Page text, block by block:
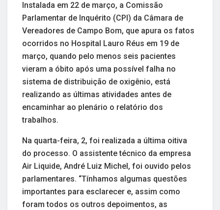
Instalada em 22 de março, a Comissão
Parlamentar de Inquérito (CPI) da Câmara de
Vereadores de Campo Bom, que apura os fatos
ocorridos no Hospital Lauro Réus em 19 de
março, quando pelo menos seis pacientes
vieram a óbito após uma possível falha no
sistema de distribuição de oxigênio, está
realizando as últimas atividades antes de
encaminhar ao plenário o relatório dos
trabalhos.
Na quarta-feira, 2, foi realizada a última oitiva
do processo. O assistente técnico da empresa
Air Liquide, André Luiz Michel, foi ouvido pelos
parlamentares. “Tínhamos algumas questões
importantes para esclarecer e, assim como
foram todos os outros depoimentos, as